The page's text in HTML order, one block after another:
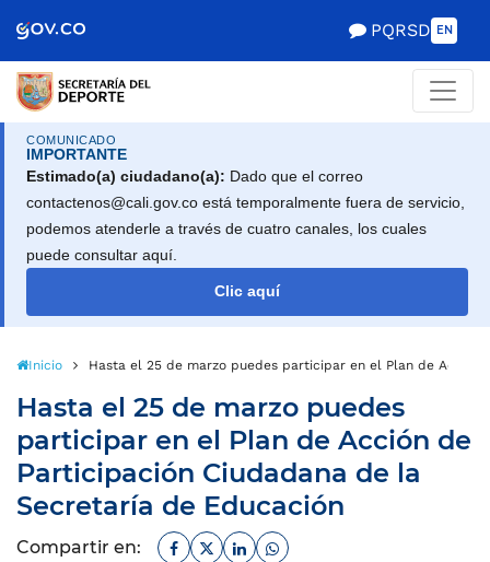
PQRSD EN
COMUNICADO
IMPORTANTE
Estimado(a) ciudadano(a): Dado que el correo
contactenos@cali.gov.co está temporalmente fuera de servicio,
podemos atenderle a través de cuatro canales, los cuales
puede consultar aquí.
Clic aquí
Inicio Hasta el 25 de marzo puedes participar en el Plan de
Hasta el 25 de marzo puedes
participar en el Plan de Acción de
Participación Ciudadana de la
Secretaría de Educación
Compartir en: Facebook
TwitterLinkedinWhatsapp